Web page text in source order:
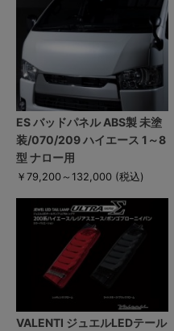
ES バッドパネル ABS製 未塗
装/070/209 ハイエース 1～8
型 ナロー用
￥79,200～132,000 (税込)
VALENTI ジュエルLEDテール